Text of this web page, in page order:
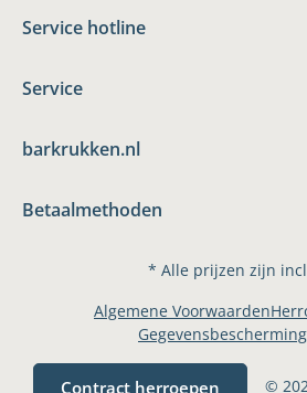
Service hotline
Service
barkrukken.nl
Betaalmethoden
* Alle prijzen zijn
Contract herroepen ©
Algemene Voorwaarden
Gegevensbescherming